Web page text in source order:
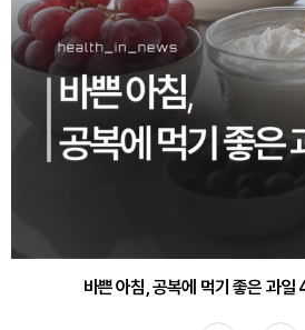
바쁜 아침, 공복에 먹기 좋은 과